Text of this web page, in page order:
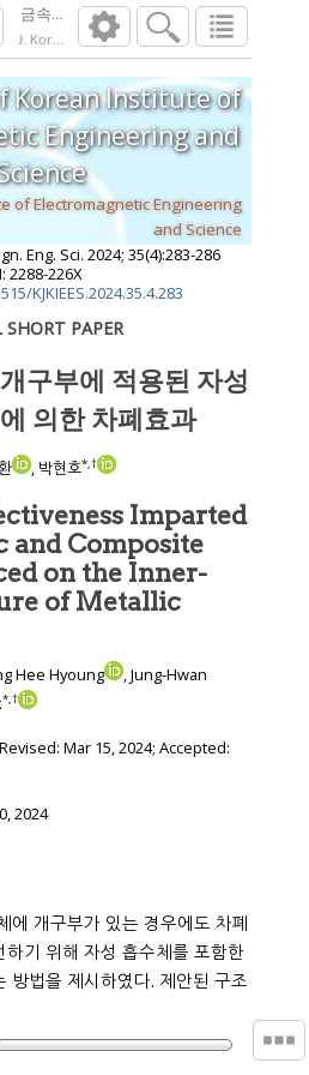
금속성 함체의 개구부에 적용된 자성 및
J. Korean Inst. Electromagn. Eng. Sci.
Korean Institute of
Engineering and
of Electromagnetic Engineering
and Science
J. Korean Inst. Electromagn. Eng. Sci. 2024; 35(4):283-286
2288-226X
KJKIEES.2024.35.4.283
PAPER
구부에 적용된 자성
의한 차폐효과
, 박현호*,†
Imparted
and Composite
on the Inner-
of Metallic
Hee Hyoung
, Jung-Hwan
*,†
Mar 15, 2024; Accepted:
2024
에 개구부가 있는 경우에도 차폐
기 위해 자성 흡수체를 포함한
. 제안된 구조